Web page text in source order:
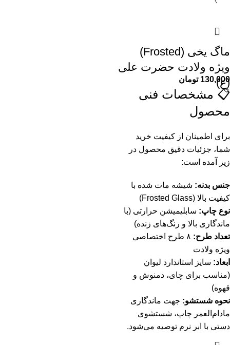
ماگ یخی (Frosted)
ویژه ولادت حضرت علی
(ع)
130,000 تومان
📋 مشخصات فنی
محصول
برای اطمینان از کیفیت خرید
شما، جزئیات دقیق محصول در
زیر آمده است:
جنس بدنه: شیشه مات شده با
کیفیت بالا (Frosted Glass)
نوع چاپ: سابلیمیشن حرارتی (با
ماندگاری بالا و رنگ‌های زنده)
تعداد طرح:
۸ طرح اختصاصی
ویژه ولادت
ابعاد: سایز استاندارد لیوان
(مناسب برای چای، دمنوش و
قهوه)
نحوه شستشو: جهت ماندگاری
مادام‌العمر چاپ، شستشوی
دستی با ابر نرم توصیه می‌شود.